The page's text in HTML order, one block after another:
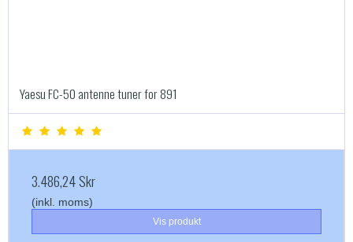
Yaesu FC-50 antenne tuner for 891
3.486,24 Skr
(inkl. moms)
Vis produkt